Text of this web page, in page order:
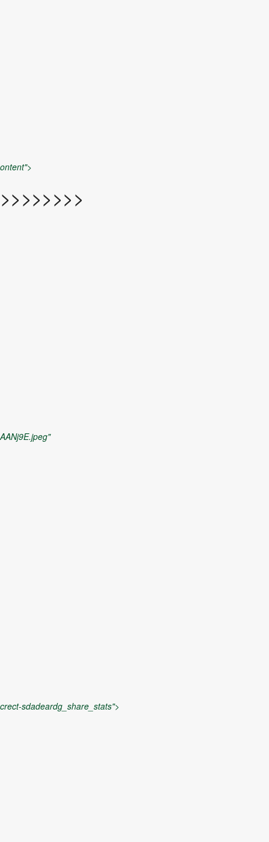
ontent">
>>>>>>>>
AANj9E.jpeg"
crect-sdadeardg_share_stats">